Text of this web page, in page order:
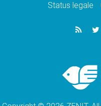
Status legale